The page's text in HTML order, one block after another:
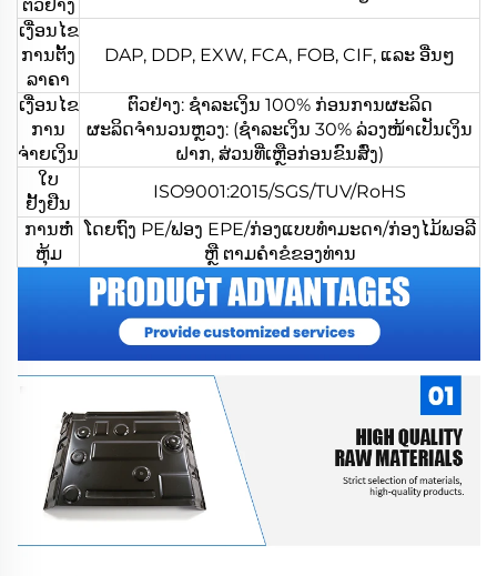
ຕົວຢ່າງ
ເງື່ອນໄຂ
ການຕັ້ງ
ລາຄາ
DAP, DDP, EXW, FCA, FOB, CIF, ແລະ ອື່ນໆ
ເງື່ອນໄຂ
ການ
ຈ່າຍເງິນ
ຕົວຢ່າງ: ຊຳລະເງິນ 100% ກ່ອນການຜະລິດ
ຜະລິດຈຳນວນຫຼວງ: (ຊຳລະເງິນ 30% ລ່ວງໜ້າເປັນເງິນ
ຝາກ, ສ່ວນທີ່ເຫຼືອກ່ອນຂົນສົ່ງ)
ໃບ
ຢັ້ງຢືນ
ISO9001:2015/SGS/TUV/RoHS
ການຫໍ່
ຫຸ້ມ
ໂດຍຖົງ PE/ຟອງ EPE/ກ່ອງແບບທຳມະດາ/ກ່ອງໄມ້ພອລີ
ຫຼື ຕາມຄຳຂໍຂອງທ່ານ